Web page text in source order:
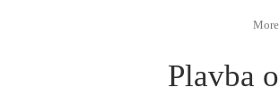
Plavba